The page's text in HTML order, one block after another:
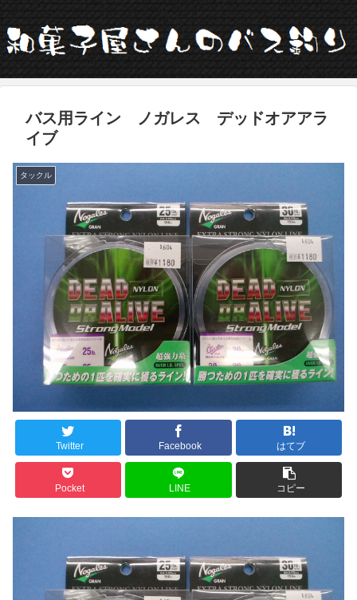
バス用ライン ノガレス デッドオアアラ
イブ
タックル
Twitter Facebook はてブ
Pocket LINE コピー